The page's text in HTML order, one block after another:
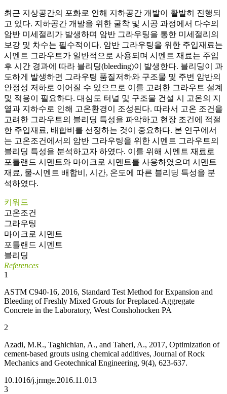
최근 지상공간의 포화로 인해 지하공간 개발이 활발히 진행되
고 있다. 지하공간 개발을 위한 굴착 및 시공 과정에서 다수의
암반 미세절리가 발생하며 암반 그라우팅을 통한 미세절리의
보강 및 차수는 필수적이다. 암반 그라우팅을 위한 주입재료는
시멘트 그라우트가 일반적으로 사용되며 시멘트 재료는 주입
후 시간 경과에 따라 블리딩(bleeding)이 발생한다. 블리딩이 과
도하게 발생하면 그라우팅 품질저하와 구조물 및 주변 암반의
안정성 저하로 이어질 수 있으므로 이를 고려한 그라우트 설계
및 적용이 필요하다. 대심도 터널 및 구조물 건설 시 고온의 지
열과 지하수로 인해 고온환경이 조성된다. 따라서 고온 조건을
고려한 그라우트의 블리딩 특성을 파악하고 현장 조건에 적절
한 주입재료, 배합비를 선정하는 것이 중요하다. 본 연구에서
는 고온조건에서의 암반 그라우팅을 위한 시멘트 그라우트의
블리딩 특성을 분석하고자 하였다. 이를 위해 시멘트 재료로
포틀랜드 시멘트와 마이크로 시멘트를 사용하였으며 시멘트
재료, 물-시멘트 배합비, 시간, 온도에 따른 블리딩 특성을 분
석하였다.
키워드
고온조건
그라우팅
마이크로 시멘트
포틀랜드 시멘트
블리딩
References
1
ASTM C940-16, 2016, Standard Test Method for Expansion and
Bleeding of Freshly Mixed Grouts for Preplaced-Aggregate
Concrete in the Laboratory, West Conshohocken PA
2
Azadi, M.R., Taghichian, A., and Taheri, A., 2017, Optimization of
cement-based grouts using chemical additives, Journal of Rock
Mechanics and Geotechnical Engineering, 9(4), 623-637.
10.1016/j.jrmge.2016.11.013
3